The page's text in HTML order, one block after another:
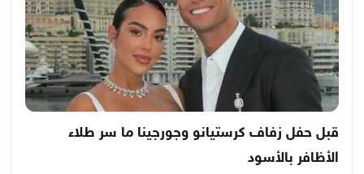
قبل حفل زفاف كرستيانو وجورجينا ما سر طلاء
الأظافر بالأسود